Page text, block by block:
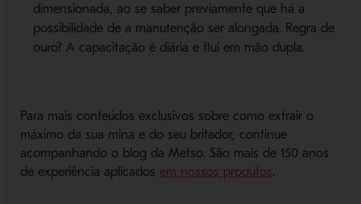
dimensionada, ao se saber previamente que há a
possibilidade de a manutenção ser alongada. Regra de
ouro? A capacitação é diária e flui em mão dupla.
Para mais conteúdos exclusivos sobre como extrair o
máximo da sua mina e do seu britador, continue
acompanhando o blog da Metso. São mais de 150 anos
de experiência aplicados em nossos produtos- Abre em nova
.